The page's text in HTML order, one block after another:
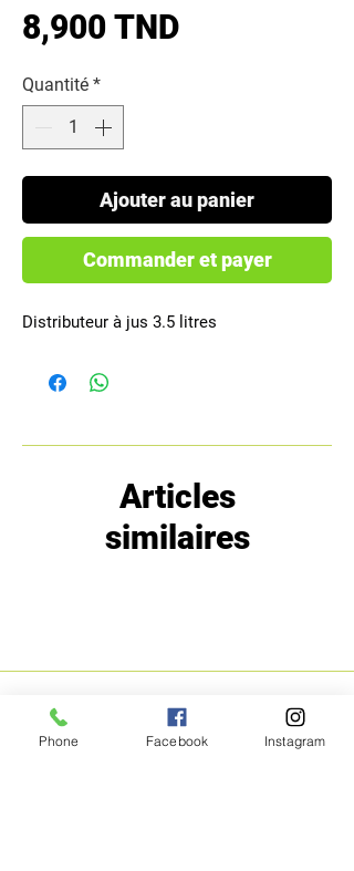
8,900 TNDPrix
Quantité *
Ajouter au panier
Commander et payer
Distributeur à jus 3.5 litres
Articles
similaires
MENU POLITIQUE
Phone Facebook Instagram